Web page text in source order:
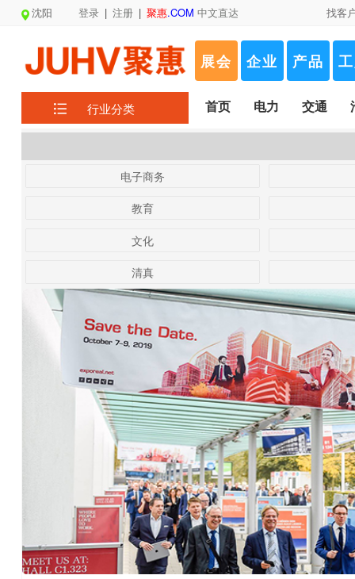
沈阳 登录 | 注册 | 聚惠.COM 中文直达 找客
展会 企业 产品
行业分类 首页 电力 交通
电子商务
教育
文化
清真